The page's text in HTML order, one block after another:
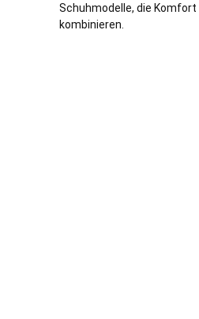
Schuhmodelle, die
kombinieren.